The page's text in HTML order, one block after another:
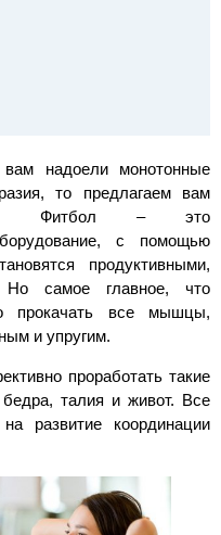
надоели монотонные
то предлагаем вам
Фитбол – это
с помощью
продуктивными,
Но самое главное, что
прокачать все мышцы,
и упругим.
проработать такие
талия и живот. Все
развитие координации